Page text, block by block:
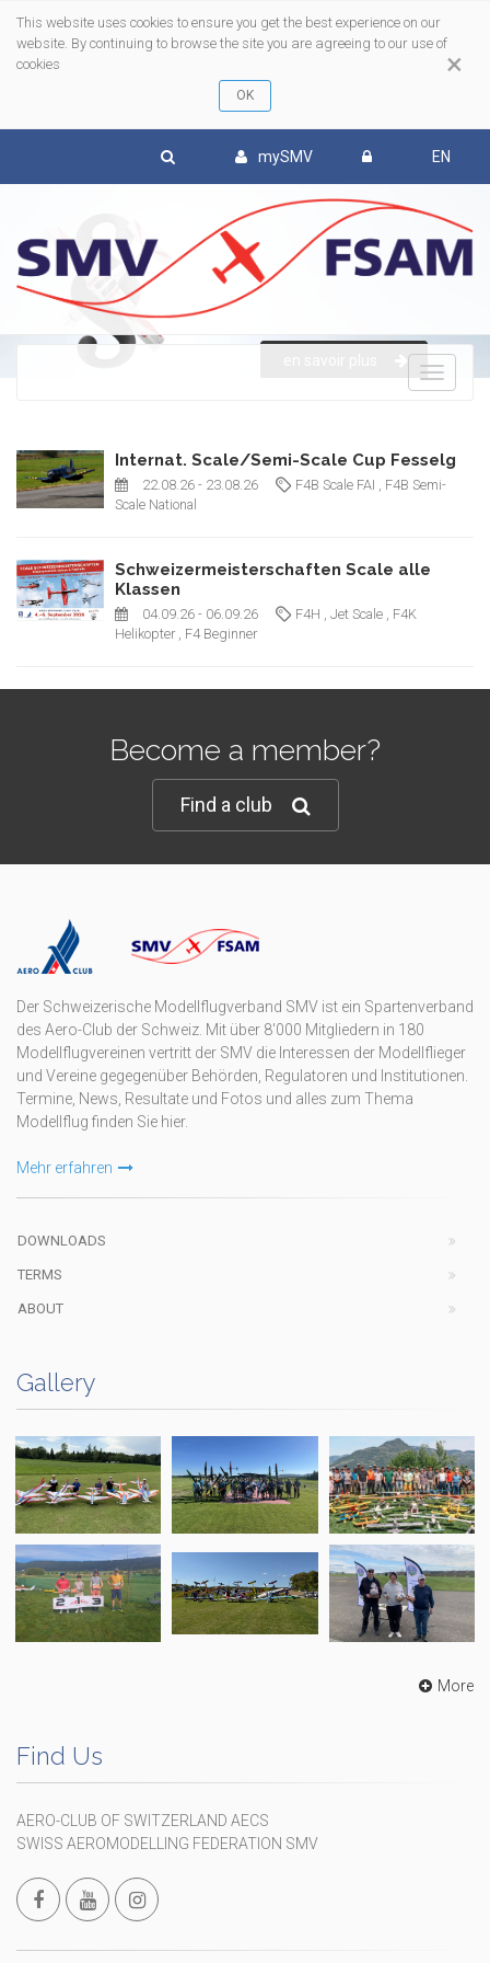
×
This website uses cookies to ensure you get the best experience on our
website. By continuing to browse the site you are agreeing to our use of
cookies
mySMV EN
Internat. Scale/Semi-Scale Cup Fesselg
22.08.26 - 23.08.26 F4B Scale FAI , F4B Semi-
Scale National
Schweizermeisterschaften Scale alle
Klassen
04.09.26 - 06.09.26 F4H , Jet Scale , F4K
Helikopter , F4 Beginner
Become a member?
Find a club
Der Schweizerische Modellflugverband SMV ist ein Spartenverband
des Aero-Club der Schweiz. Mit über 8'000 Mitgliedern in 180
Modellflugvereinen vertritt der SMV die Interessen der Modellflieger
und Vereine gegegenüber Behörden, Regulatoren und Institutionen.
Termine, News, Resultate und Fotos und alles zum Thema
Modellflug finden Sie hier.
Mehr erfahren
DOWNLOADS
TERMS
ABOUT
Gallery
More
Find Us
AERO-CLUB OF SWITZERLAND AECS
SWISS AEROMODELLING FEDERATION SMV